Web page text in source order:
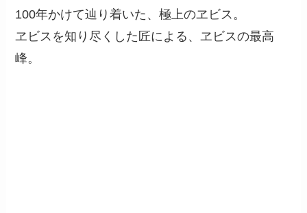
100年かけて辿り着いた、極上のヱビス。
ヱビスを知り尽くした匠による、ヱビスの最高
峰。